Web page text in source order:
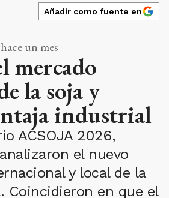
Añadir como fuente en
un mes
mercado
la soja y
industrial
ACSOJA 2026,
el nuevo
y local de la
Coincidieron en que el